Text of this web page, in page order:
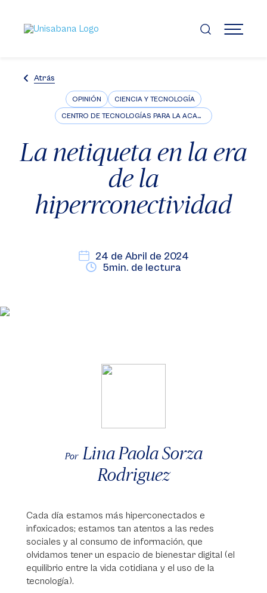
contenido
principal
MENÚ
Atrás
OPINIÓN CIENCIA Y TECNOLOGÍA
CENTRO DE TECNOLOGÍAS PARA LA ACADEMIA
La netiqueta en la era
de la
hiperrconectividad
24 de Abril de 2024
5min. de lectura
Por Lina Paola Sorza
Rodriguez
Cada día estamos más hiperconectados e
infoxicados; estamos tan atentos a las redes
sociales y al consumo de información, que
olvidamos tener un espacio de bienestar digital (el
equilibrio entre la vida cotidiana y el uso de la
tecnología).